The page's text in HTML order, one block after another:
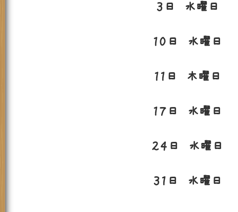
３日 水曜日
１０日 水曜日
１１日 木曜日
１７日 水曜日
２４日 水曜日
３１日 水曜日